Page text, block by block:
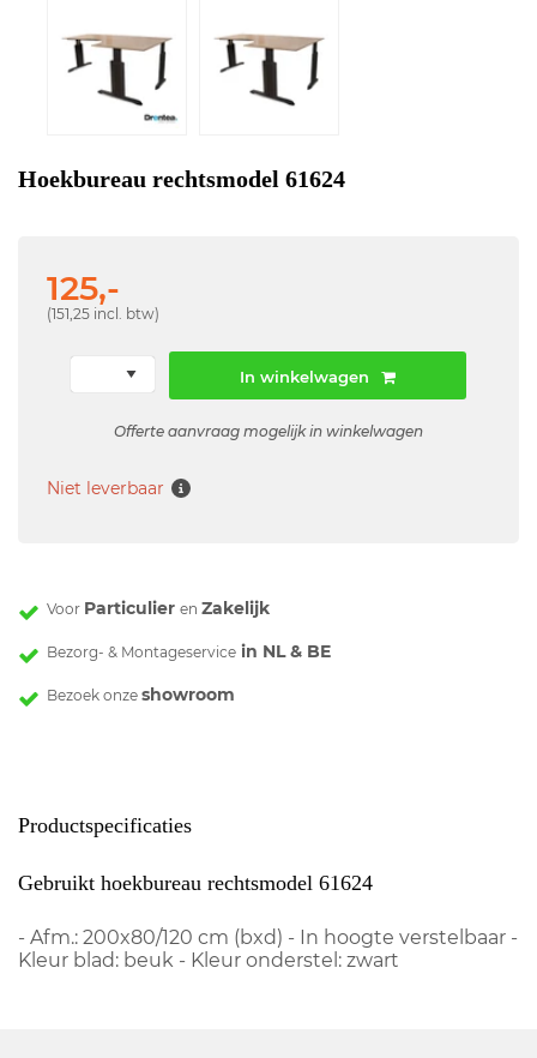
Hoekbureau rechtsmodel 61624
125,-
(151,25 incl. btw)
In winkelwagen
Offerte aanvraag mogelijk in winkelwagen
Niet leverbaar
Voor Particulier en Zakelijk
Bezorg- & Montageservice in NL & BE
Bezoek onze showroom
Productspecificaties
Gebruikt hoekbureau rechtsmodel 61624
- Afm.: 200x80/120 cm (bxd) - In hoogte verstelbaar -
Kleur blad: beuk - Kleur onderstel: zwart